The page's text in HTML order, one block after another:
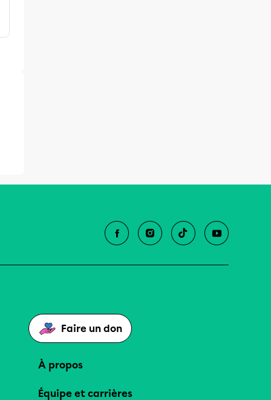
Faire un don
À propos
Équipe et carrières